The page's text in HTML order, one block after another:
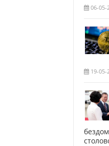
06-05-
19-05-